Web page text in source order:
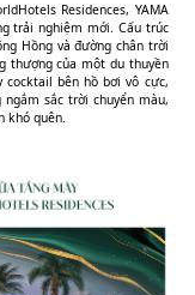
Residences, YAMA
trải nghiệm mới. Cấu trúc
Hồng và đường chân trời
thượng của một du thuyền
bên hồ bơi vô cực,
sắc trời chuyển màu,
khó quên.